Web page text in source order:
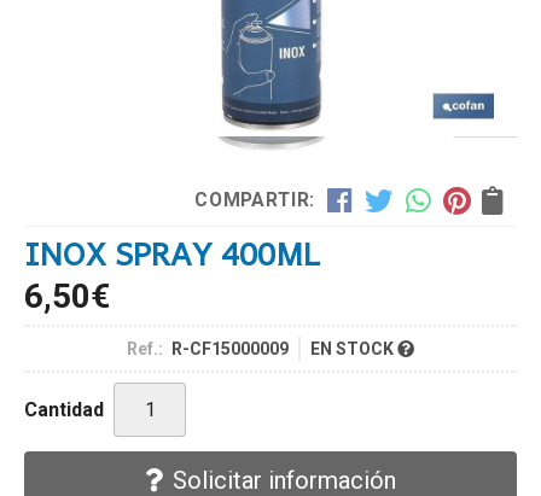
COMPARTIR:
INOX SPRAY 400ML
6,50€
Ref.: R-CF15000009 EN STOCK
Cantidad
Solicitar información